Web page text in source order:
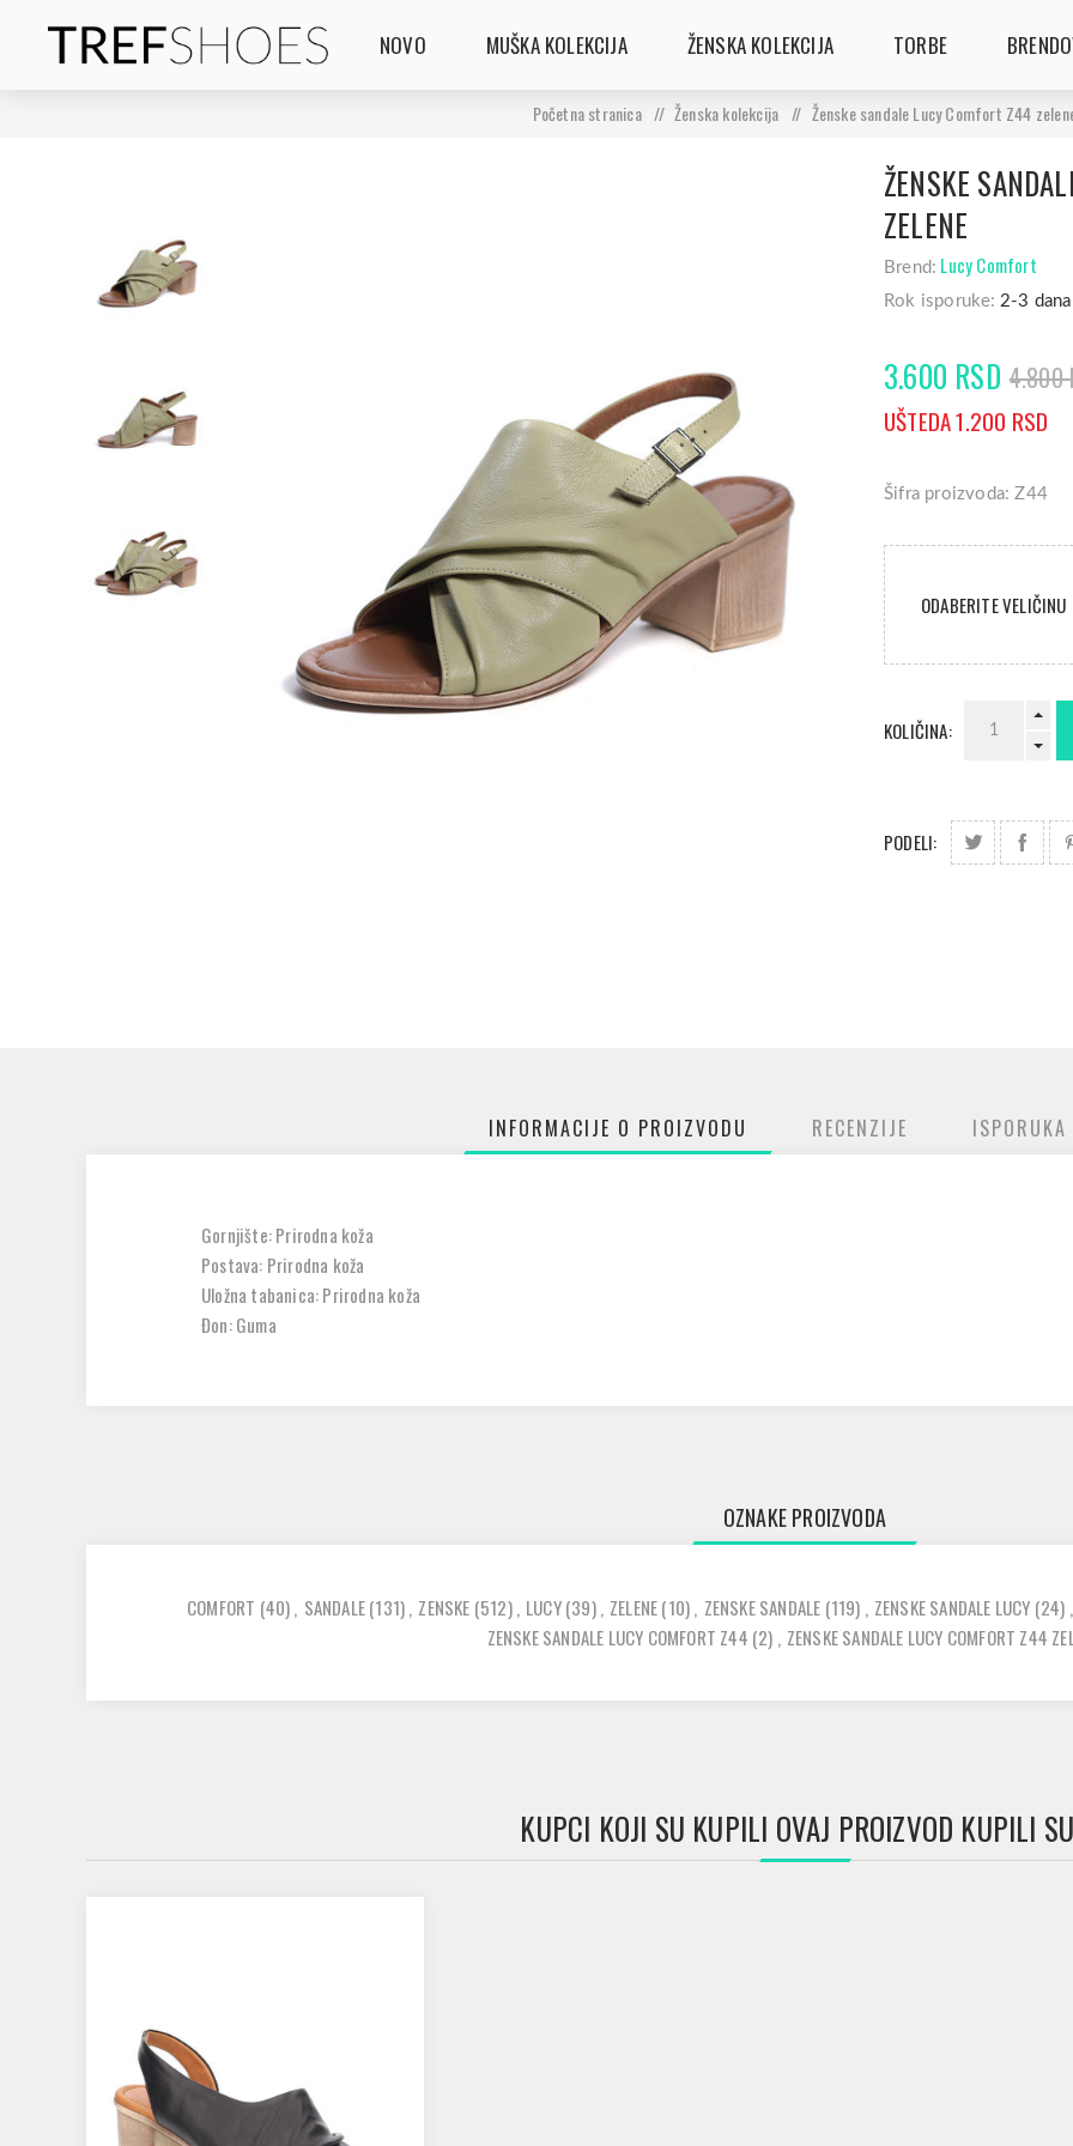
NOVO MUŠKA KOLEKCIJA ŽENSKA KOLEKCIJA TORBE
Početna stranica / Ženska kolekcija / Ženske sandale Lucy Comfort Z44
ŽENSKE
ZELENE
Brend: Lucy Comfort
Rok isporuke: 2-3 dana
3.600 RSD 4.800
UŠTEDA 1.200 RSD
Šifra proizvoda: Z44
ODABERITE VELIČINU
KOLIČINA:
PODELI:
INFORMACIJE O PROIZVODU RECENZIJE ISPORUKA
Gornjište: Prirodna koža
Postava: Prirodna koža
Uložna tabanica: Prirodna koža
Đon: Guma
OZNAKE PROIZVODA
COMFORT (40), SANDALE(131), ZENSKE (512), LUCY(39), ZELENE(10), ZENSKE SANDALE (119) , ZENSKE SANDALE LUCY (24) ,
ZENSKE SANDALE LUCY COMFORT Z44 (2) , ZENSKE SANDALE LUCY COMFORT Z44
KUPCI KOJI SU KUPILI OVAJ PROIZVOD KUPILI